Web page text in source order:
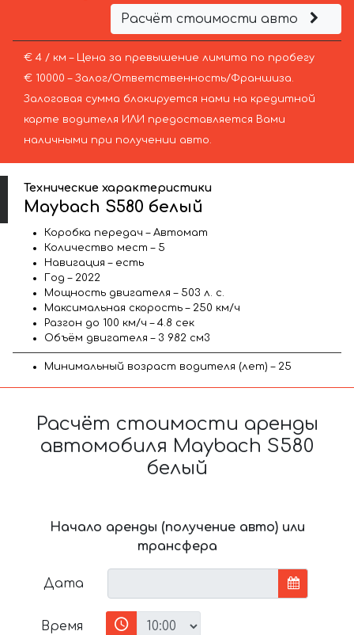
Расчёт стоимости авто
€ 4 / км – Цена за превышение лимита по пробегу
€ 10000 – Залог/Ответственность/Франшиза.
Залоговая сумма блокируется нами на кредитной
карте водителя ИЛИ предоставляется Вами
наличными при получении авто.
Технические характеристики
Maybach S580 белый
Коробка передач – Автомат
Количество мест – 5
Навигация – есть
Год – 2022
Мощность двигателя – 503 л. с.
Максимальная скорость – 250 км/ч
Разгон до 100 км/ч – 4.8 сек
Объём двигателя – 3 982 см3
Минимальный возраст водителя (лет) – 25
Расчёт стоимости аренды
автомобиля Maybach S580
белый
Начало аренды (получение авто) или
трансфера
Дата
Время